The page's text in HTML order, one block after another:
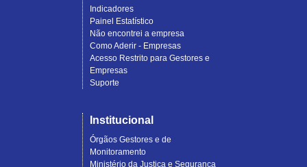
Indicadores
Painel Estatístico
Não encontrei a empresa
Como Aderir - Empresas
Acesso Restrito para Gestores e
Empresas
Suporte
Institucional
Órgãos Gestores e de
Monitoramento
Ministério da Justiça e Segurança